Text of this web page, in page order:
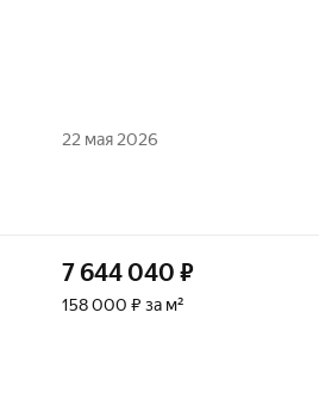
22 мая 2026
7 644 040 ₽
158 000 ₽ за м²